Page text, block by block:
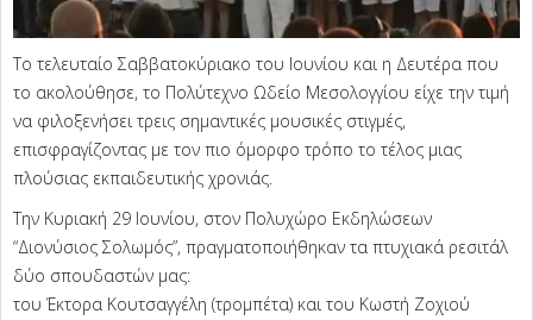
Το τελευταίο Σαββατοκύριακο του Ιουνίου και η Δευτέρα που
το ακολούθησε, το Πολύτεχνο Ωδείο Μεσολογγίου είχε την τιμή
να φιλοξενήσει τρεις σημαντικές μουσικές στιγμές,
επισφραγίζοντας με τον πιο όμορφο τρόπο το τέλος μιας
πλούσιας εκπαιδευτικής χρονιάς.
Την Κυριακή 29 Ιουνίου, στον Πολυχώρο Εκδηλώσεων
“Διονύσιος Σολωμός”, πραγματοποιήθηκαν τα πτυχιακά ρεσιτάλ
δύο σπουδαστών μας:
του Έκτορα Κουτσαγγέλη (τρομπέτα) και του Κωστή Ζοχιού